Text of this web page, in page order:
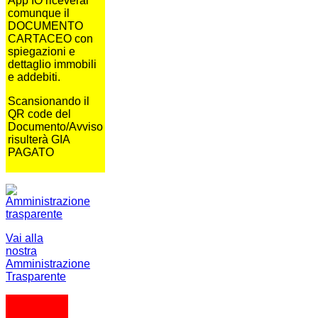
comunque il
DOCUMENTO
CARTACEO con
spiegazioni e
dettaglio immobili
e addebiti.
Scansionando il
QR code del
Documento/Avviso
risulterà GIA
PAGATO
Vai alla
nostra
Amministrazione
Trasparente